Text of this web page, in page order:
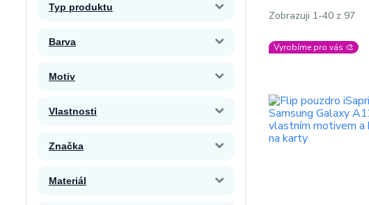
Typ produktu
Barva
Motiv
Vlastnosti
Značka
Materiál
Zobrazuji 1-40 z 97
Vyrobíme pro vás 🎨